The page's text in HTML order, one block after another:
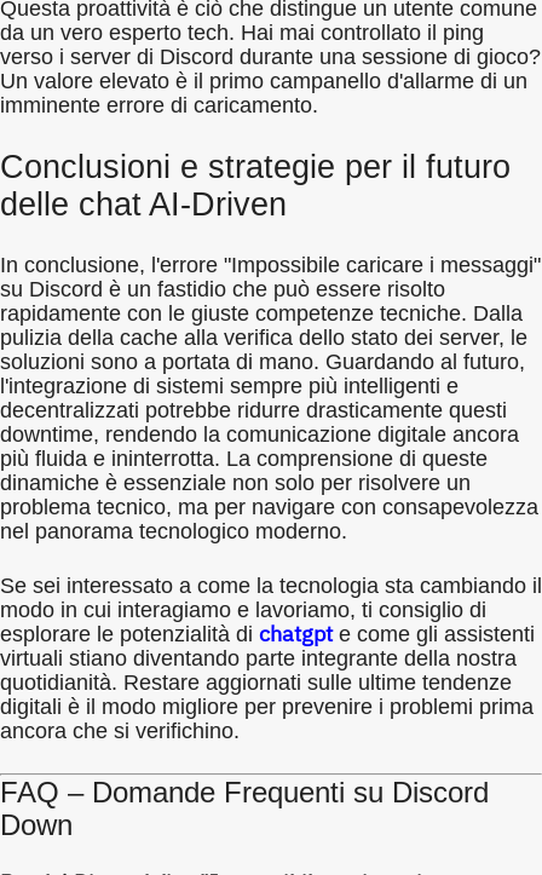
Questa proattività è ciò che distingue un utente comune
da un vero esperto tech. Hai mai controllato il ping
verso i server di Discord durante una sessione di gioco?
Un valore elevato è il primo campanello d'allarme di un
imminente errore di caricamento.
Conclusioni e strategie per il futuro
delle chat AI-Driven
In conclusione, l'errore "Impossibile caricare i messaggi"
su Discord è un fastidio che può essere risolto
rapidamente con le giuste competenze tecniche. Dalla
pulizia della cache alla verifica dello stato dei server, le
soluzioni sono a portata di mano. Guardando al futuro,
l'integrazione di sistemi sempre più intelligenti e
decentralizzati potrebbe ridurre drasticamente questi
downtime, rendendo la comunicazione digitale ancora
più fluida e ininterrotta. La comprensione di queste
dinamiche è essenziale non solo per risolvere un
problema tecnico, ma per navigare con consapevolezza
nel panorama tecnologico moderno.
Se sei interessato a come la tecnologia sta cambiando il
modo in cui interagiamo e lavoriamo, ti consiglio di
esplorare le potenzialità di chatgpte come gli assistenti
virtuali stiano diventando parte integrante della nostra
quotidianità. Restare aggiornati sulle ultime tendenze
digitali è il modo migliore per prevenire i problemi prima
ancora che si verifichino.
FAQ – Domande Frequenti su Discord
Down